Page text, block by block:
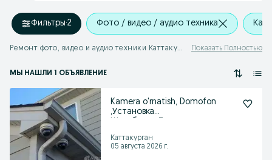
Фильтры·2 Фото / видео / аудио техника
Ремонт фото, видео и аудио техники Каттакурган Показать Полностью
МЫ НАШЛИ 1 ОБЪЯВЛЕНИЕ
Kamera o'rnatish, Domofon
,Установка
Каттакурган
05 августа 2026 г.